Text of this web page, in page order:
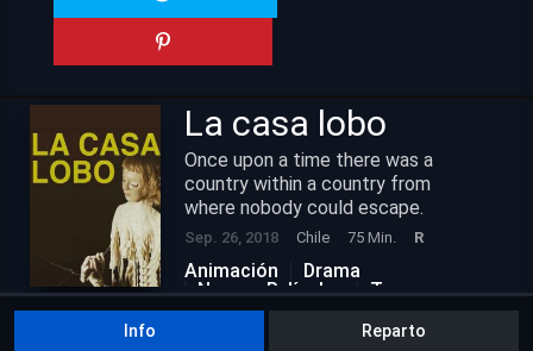
La casa lobo
Once upon a time there was a
country within a country from
where nobody could escape.
Sep. 26, 2018 Chile 75 Min. R
Animación
Drama
Nuevas Películas
Terror
Info Reparto